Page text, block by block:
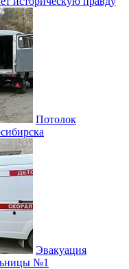
Потолок
Эвакуация
№1